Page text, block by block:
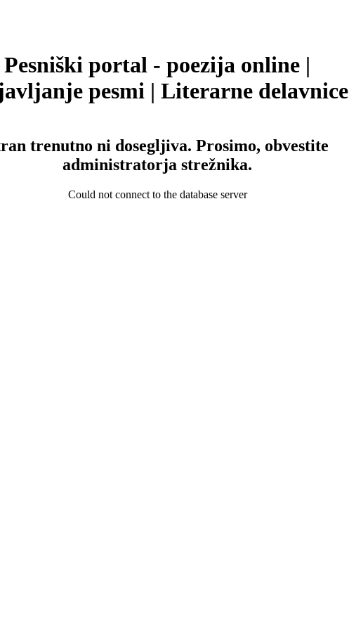
Pesniški portal - poezija online |
pesmi | Literarne delavnice
trenutno ni dosegljiva. Prosimo, obvestite
administratorja strežnika.
Could not connect to the database server